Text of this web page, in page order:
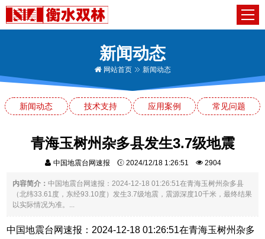
新闻动态
网站首页 新闻动态
新闻动态 技术支持 应用案例 常见问题
青海玉树州杂多县发生3.7级地震
中国地震台网速报 2024/12/18 1:26:51 2904
内容简介：中国地震台网速报：2024-12-18 01:26:51在青海玉树州杂多县
（北纬33.61度，东经93.10度）发生3.7级地震，震源深度10千米，最终结果
以实际情况为准。...
中国地震台网速报：2024-12-18 01:26:51在青海玉树州杂多